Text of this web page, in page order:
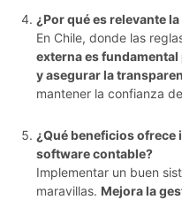
¿Por qué es relevante
En Chile, donde las
externa es
y asegurar la
mantener la confianza
¿Qué beneficios ofrece
software contable?
Implementar un buen
maravillas. Mejora la